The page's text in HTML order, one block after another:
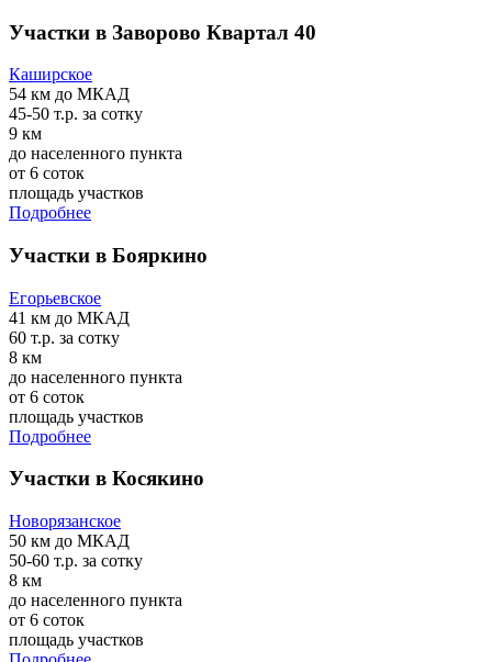
Участки в Заворово Квартал 40
Каширское
54 км до МКАД
45-50 т.р. за сотку
9 км
до населенного пункта
от 6 соток
площадь участков
Подробнее
Участки в Бояркино
Егорьевское
41 км до МКАД
60 т.р. за сотку
8 км
до населенного пункта
от 6 соток
площадь участков
Подробнее
Участки в Косякино
Новорязанское
50 км до МКАД
50-60 т.р. за сотку
8 км
до населенного пункта
от 6 соток
площадь участков